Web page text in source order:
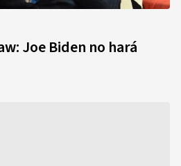
Joe Biden no hará